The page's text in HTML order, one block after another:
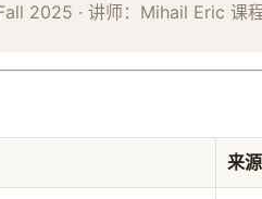
2025 · 讲师：Mihail Eric 课
来源